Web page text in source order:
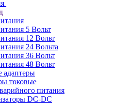
5 Вольт
12 Вольт
24 Вольта
36 Вольт
48 Вольт
адаптеры
токовые
питания
DC-DC